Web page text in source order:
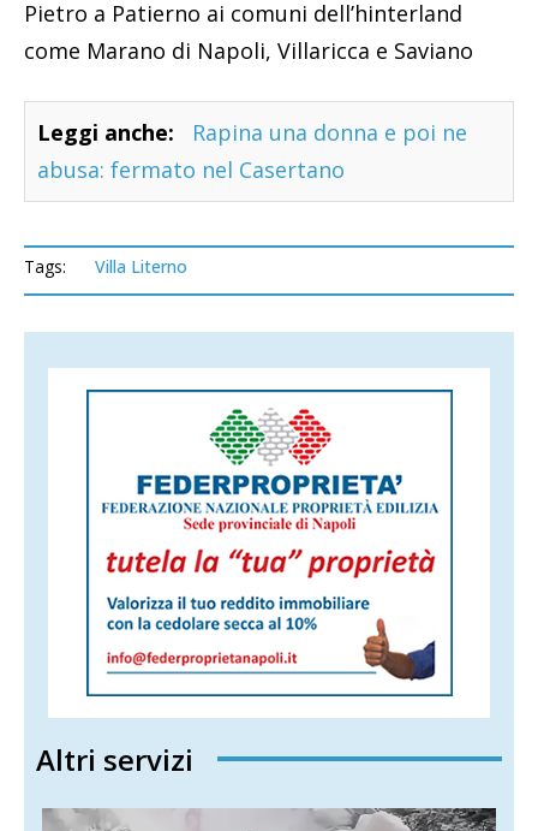
Pietro a Patierno ai comuni dell’hinterland
come Marano di Napoli, Villaricca e Saviano
Leggi anche:
Rapina una donna e poi ne
abusa: fermato nel Casertano
Tags: Villa Literno
Altri servizi